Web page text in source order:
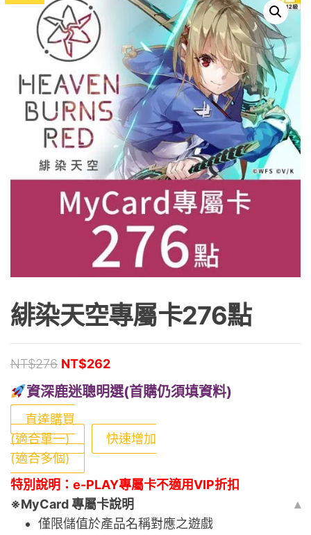
緋染天空專屬卡276點
NT$276 原始價格：NT$276。
NT$262目前價格：NT$262。
資深鹿迷聰明選(首購仍須填資料)
直達購買
(適合單一)
快速增加
(適合多個)
特別說明：e-PLAY專屬卡不適用VIP折扣
※MyCard 專屬卡說明
▴
僅限儲值於產品名稱對應之遊戲